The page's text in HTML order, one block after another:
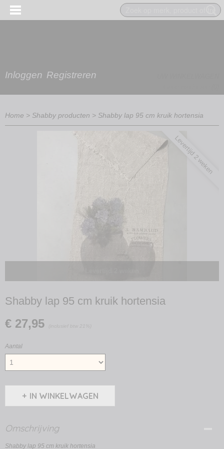
Inloggen Registreren
Home > Shabby producten > Shabby lap 95 cm kruik hortensia
Levertijd 2 weken
Shabby lap 95 cm kruik hortensia
€ 27,95 (inclusief btw 21%)
Aantal
IN WINKELWAGEN
Omschrijving
Shabby lap 95 cm kruik hortensia